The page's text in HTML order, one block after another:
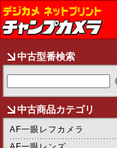
中古型番検索
中古商品カテゴリ
AF一眼レフカメラ